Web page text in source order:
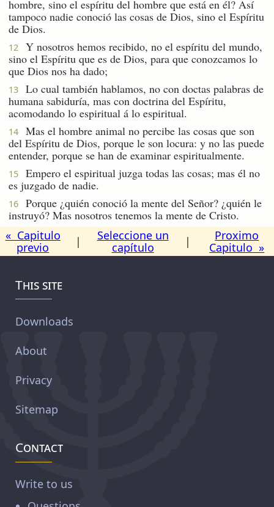
hombre, sino el espíritu del hombre que está en él? Así
tampoco nadie conoció las cosas de Dios, sino el Espíritu
de Dios.
12
Y nosotros hemos recibido, no el espíritu del mundo,
sino el Espíritu que es de Dios, para que conozcamos lo
que Dios nos ha dado;
13
Lo cual también hablamos, no con doctas palabras de
humana sabiduría, mas con doctrina del Espíritu,
acomodando lo espiritual á lo espiritual.
14
Mas el hombre animal no percibe las cosas que son
del Espíritu de Dios, porque le son locura: y no las puede
entender, porque se han de examinar espiritualmente.
15
Empero el espiritual juzga todas las cosas; mas él no
es juzgado de nadie.
16
Porque ¿quién conoció la mente del Señor? ¿quién le
instruyó? Mas nosotros tenemos la mente de Cristo.
« Capitulo
previo
|
Seleccione un
capítulo
|
Proximo
Capitulo »
This site
Downloads
About
Privacy
Sitemap
Contact
Write to us